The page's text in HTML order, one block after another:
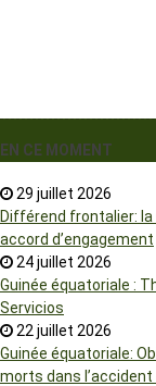
EN CE MOMENT
29 juillet 2026
Différend frontalier: la
accord d’engagement
24 juillet 2026
Guinée équatoriale :
Servicios
22 juillet 2026
Guinée équatoriale:
morts dans